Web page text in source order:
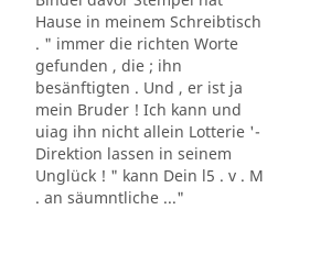
Hause in meinem Schreibtisch
. " immer die richten Worte
gefunden , die ; ihn
besänftigten . Und , er ist ja
mein Bruder ! Ich kann und
uiag ihn nicht allein Lotterie '-
Direktion lassen in seinem
Unglück ! " kann Dein l5 . v . M
. an säumntliche ..."